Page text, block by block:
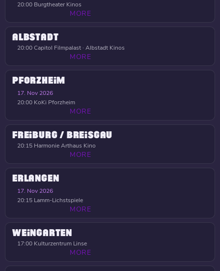
20:00 Burgtheater Kinos
MORE
ALBSTADT
20:00Capitol Filmpalast · Albstadt Kinos
MORE
PFORZHEIM
17. Nov 2026
20:00 KoKi Pforzheim
MORE
FREIBURG / BREISGAU
20:15 Harmonie Arthaus Kino
MORE
ERLANGEN
17. Nov 2026
20:15 Lamm-Lichstspiele
MORE
WEINGARTEN
17:00 Kulturzentrum Linse
MORE